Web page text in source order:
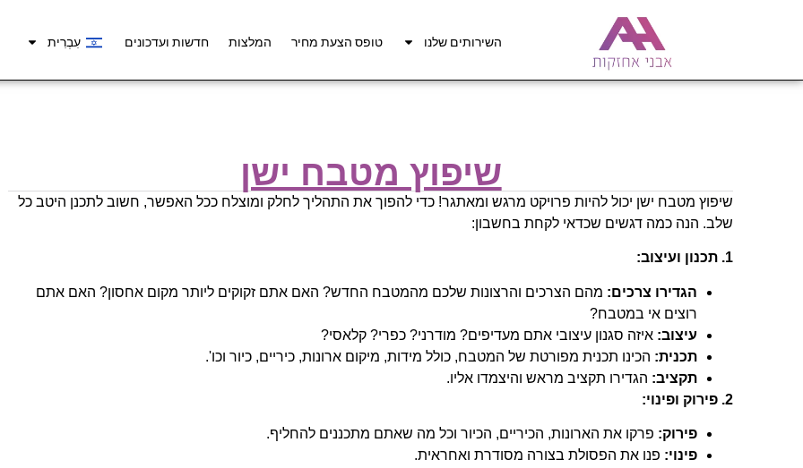
השירותים שלנו טופס הצעת מחיר המלצות חדשות ועדכונים עִבְרִית
שיפוץ מטבח ישן
שיפוץ מטבח ישן יכול להיות פרויקט מרגש ומאתגר! כדי להפוך את התהליך לחלק ומוצלח ככל האפשר, חשוב לתכנן היטב כל
שלב. הנה כמה דגשים שכדאי לקחת בחשבון:
1. תכנון ועיצוב:
הגדירו צרכים: מהם הצרכים והרצונות שלכם מהמטבח החדש? האם אתם זקוקים ליותר מקום אחסון? האם אתם
רוצים אי במטבח?
עיצוב: איזה סגנון עיצובי אתם מעדיפים? מודרני? כפרי? קלאסי?
תכנית: הכינו תכנית מפורטת של המטבח, כולל מידות, מיקום ארונות, כיריים, כיור וכו'.
תקציב: הגדירו תקציב מראש והיצמדו אליו.
2. פירוק ופינוי:
פירוק: פרקו את הארונות, הכיריים, הכיור וכל מה שאתם מתכננים להחליף.
פינוי: פנו את הפסולת בצורה מסודרת ואחראית.